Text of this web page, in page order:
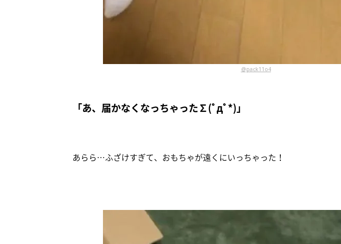
@pack11o4
「あ、届かなくなっちゃった∑(ﾟдﾟ*)」
あらら…ふざけすぎて、おもちゃが遠くにいっちゃった！